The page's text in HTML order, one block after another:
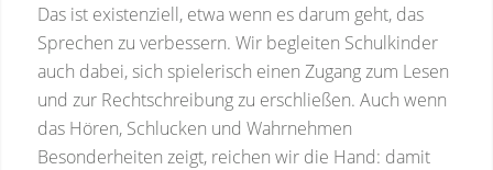
Das ist existenziell, etwa wenn es darum geht, das
Sprechen zu verbessern. Wir begleiten Schulkinder
auch dabei, sich spielerisch einen Zugang zum Lesen
und zur Rechtschreibung zu erschließen. Auch wenn
das Hören, Schlucken und Wahrnehmen
Besonderheiten zeigt, reichen wir die Hand: damit